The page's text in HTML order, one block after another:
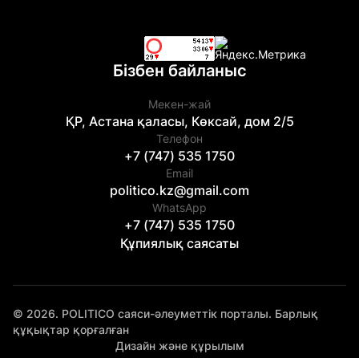
Бізбен байланыс
Мекен-жай
ҚР, Астана қаласы, Көксай, дом 2/5
Телефон
+7 (747) 535 1750
Email
politico.kz@gmail.com
WhatsApp
+7 (747) 535 1750
Құпиялық саясаты
© 2026. POLITICO саяси-әлеуметтік порталы. Барлық
құқықтар қорғалған
Дизайн және құрылым